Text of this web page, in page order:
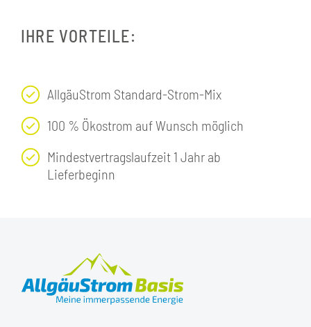
IHRE VORTEILE:
AllgäuStrom Standard-Strom-Mix
100 % Ökostrom auf Wunsch möglich
Mindestvertragslaufzeit 1 Jahr ab
Lieferbeginn